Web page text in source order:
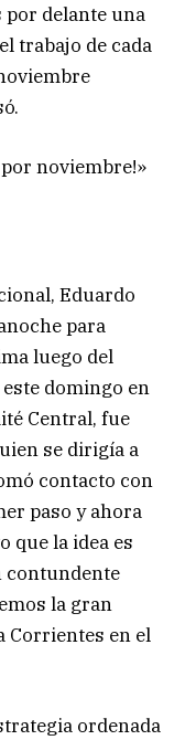
por delante una
trabajo de cada
por noviembre!»
Eduardo
para
luego del
domingo en
Central, fue
se dirigía a
contacto con
paso y ahora
que la idea es
contundente
la gran
Corrientes en el
ordenada